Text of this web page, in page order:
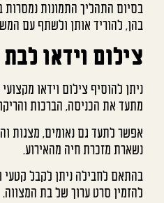
בסיום התהליך התמונות נמסרות
בהן, להוריד אותן ולשתף עם
צילום וידאו
ניתן להוסיף צילום וידאו
מתעד את הכניסה, הברכות
אפשר לתעד גם נאומים, מצגות
נשארת מזכרת חיה מהאירוע.
בהתאם לחבילה ניתן לקבל קטעי
להזמין סרט ערוך של בת המצווה.